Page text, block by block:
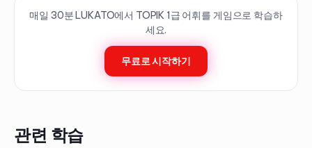
매일 30분 LUKATO에서 TOPIK 1급 어휘를 게임으로 학습하
세요.
무료로 시작하기
관련 학습